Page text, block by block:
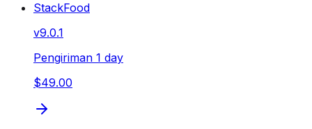
StackFood
v9.0.1
Pengiriman 1 day
$49.00